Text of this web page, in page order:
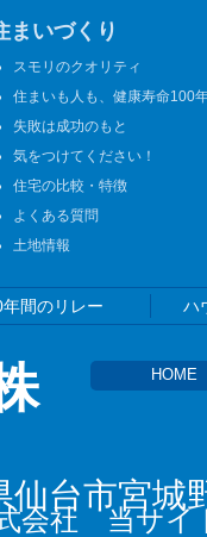
まいづくり
スモリのクオリティ
住まいも人も、健康寿命100
失敗は成功のもと
気をつけてください！
住宅の比較・特徴
よくある質問
土地情報
間のリレー ハ
HOME
仙台市宮城
会社 当サイ